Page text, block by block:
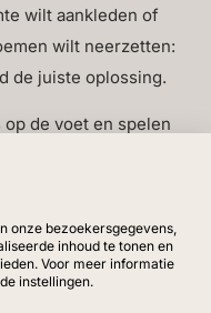
wilt aankleden of
wilt neerzetten:
de juiste oplossing.
de voet en spelen
in
tijdloze charme
onze bezoekersgegevens,
inhoud te tonen en
Voor meer informatie
instellingen.